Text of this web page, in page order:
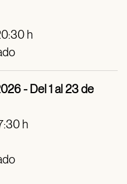
h
- Del 1 al 23 de
h